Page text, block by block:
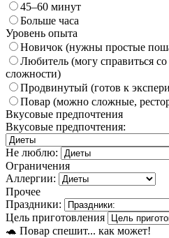
45–60 минут
Больше часа
Уровень опыта
Новичок (нужны простые
Любитель (могу справиться
сложности)
Продвинутый (готов к
Повар (можно сложные,
Вкусовые предпочтения
Вкусовые предпочтения:
Не люблю:
Ограничения
Аллергии:
Прочее
Праздники:
Цель приготовления
🐢 Повар спешит... как может!